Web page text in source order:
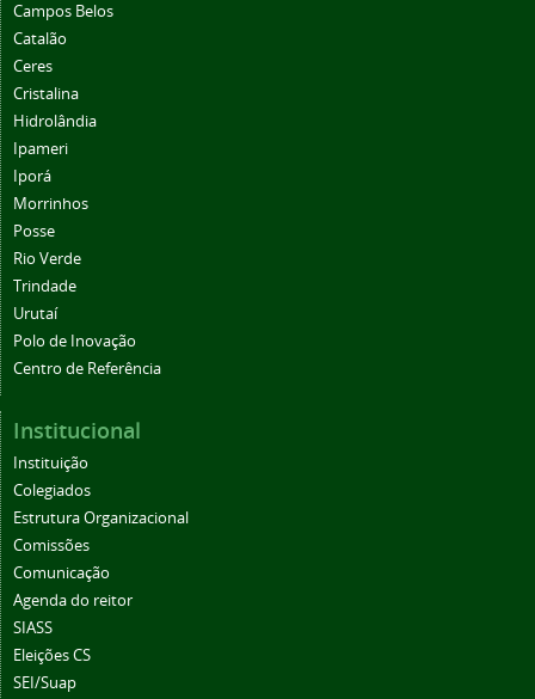
Campos Belos
Catalão
Ceres
Cristalina
Hidrolândia
Ipameri
Iporá
Morrinhos
Posse
Rio Verde
Trindade
Urutaí
Polo de Inovação
Centro de Referência
Institucional
Instituição
Colegiados
Estrutura Organizacional
Comissões
Comunicação
Agenda do reitor
SIASS
Eleições CS
SEI/Suap